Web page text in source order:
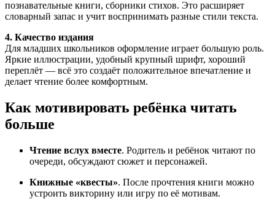
познавательные книги, сборники стихов. Это расширяет
словарный запас и учит воспринимать разные стили текста.
4. Качество издания
Для младших школьников оформление играет большую роль.
Яркие иллюстрации, удобный крупный шрифт, хороший
переплёт — всё это создаёт положительное впечатление и
делает чтение более комфортным.
Как мотивировать ребёнка читать
больше
Чтение вслух вместе. Родитель и ребёнок читают по
очереди, обсуждают сюжет и персонажей.
Книжные «квесты». После прочтения книги можно
устроить викторину или игру по её мотивам.